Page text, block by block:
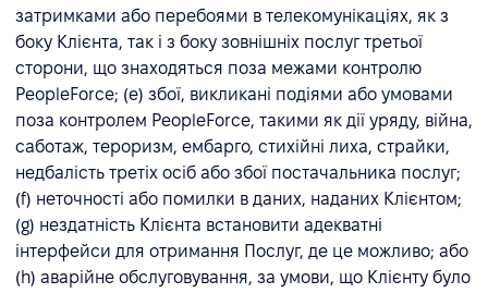
затримками або перебоями в телекомунікаціях, як з
боку Клієнта, так і з боку зовнішніх послуг третьої
сторони, що знаходяться поза межами контролю
PeopleForce; (e) збої, викликані подіями або умовами
поза контролем PeopleForce, такими як дії уряду, війна,
саботаж, тероризм, ембарго, стихійні лиха, страйки,
недбалість третіх осіб або збої постачальника послуг;
(f) неточності або помилки в даних, наданих Клієнтом;
(g) нездатність Клієнта встановити адекватні
інтерфейси для отримання Послуг, де це можливо; або
(h) аварійне обслуговування, за умови, що Клієнту було